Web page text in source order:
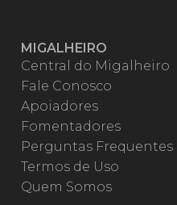
MIGALHEIRO
Central do Migalheiro
Fale Conosco
Apoiadores
Fomentadores
Perguntas Frequentes
Termos de Uso
Quem Somos